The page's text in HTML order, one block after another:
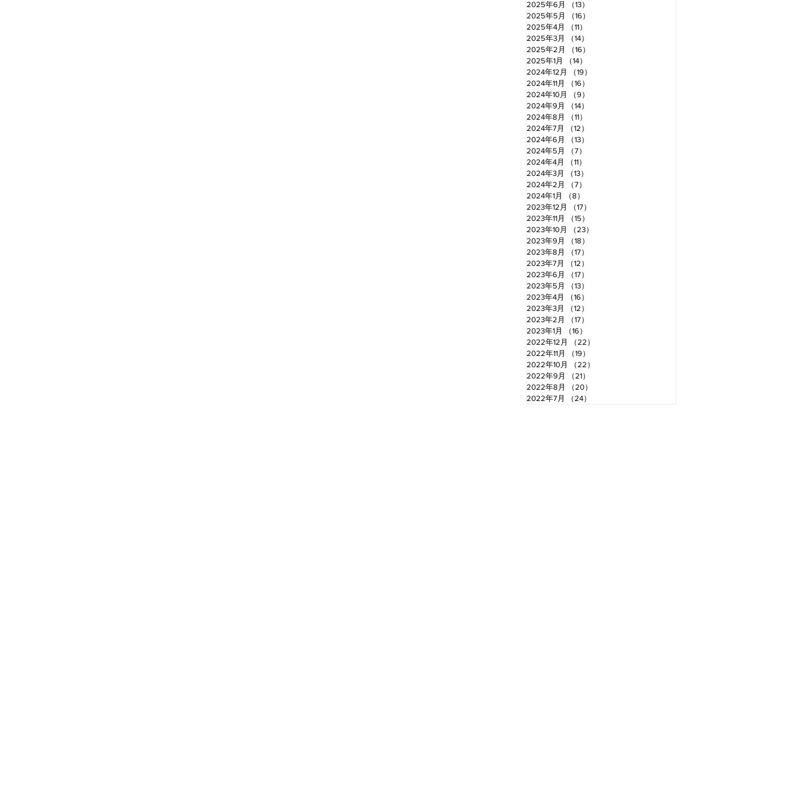
2025年6月
（13）
2025年5月
（16）
2025年4月
（11）
2025年3月
（14）
2025年2月
（16）
2025年1月
（14）
2024年12月
（19）
2024年11月
（16）
2024年10月
（9）
2024年9月
（14）
2024年8月
（11）
2024年7月
（12）
2024年6月
（13）
2024年5月
（7）
2024年4月
（11）
2024年3月
（13）
2024年2月
（7）
2024年1月
（8）
2023年12月
（17）
2023年11月
（15）
2023年10月
（23）
2023年9月
（18）
2023年8月
（17）
2023年7月
（12）
2023年6月
（17）
2023年5月
（13）
2023年4月
（16）
2023年3月
（12）
2023年2月
（17）
2023年1月
（16）
2022年12月
（22）
2022年11月
（19）
2022年10月
（22）
2022年9月
（21）
2022年8月
（20）
2022年7月
（24）